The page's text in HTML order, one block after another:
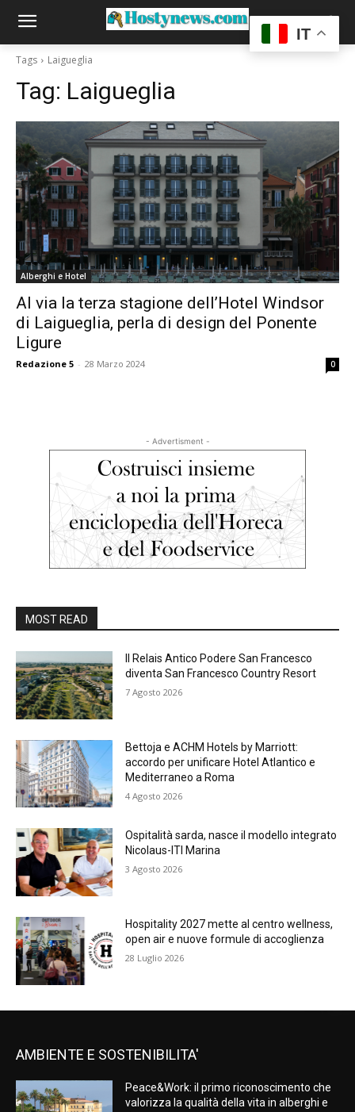
Tags Laigueglia
Tag: Laigueglia
Alberghi e Hotel
Al via la terza stagione dell’Hotel Windsor
di Laigueglia, perla di design del Ponente
Ligure
Redazione 5 - 28 Marzo 2024 0
- Advertisment -
MOST READ
Il Relais Antico Podere San Francesco
diventa San Francesco Country Resort
7 Agosto 2026
Bettoja e ACHM Hotels by Marriott:
accordo per unificare Hotel Atlantico e
Mediterraneo a Roma
4 Agosto 2026
Ospitalità sarda, nasce il modello integrato
Nicolaus-ITI Marina
3 Agosto 2026
Hospitality 2027 mette al centro wellness,
open air e nuove formule di accoglienza
28 Luglio 2026
AMBIENTE E SOSTENIBILITA'
Peace&Work: il primo riconoscimento che
valorizza la qualità della vita in alberghi e
IT